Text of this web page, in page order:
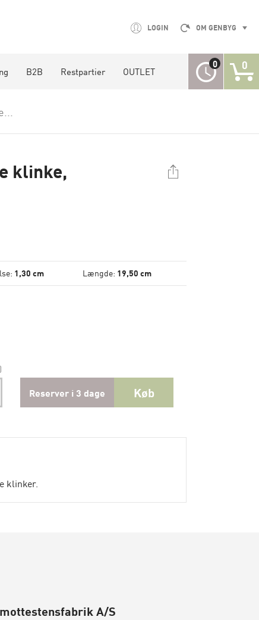
LOGIN OM GENBYG
B2B Restpartier OUTLET
0 0
klinke,
1,30 cm Længde: 19,50 cm
Reserver i 3 dage Køb
klinker.
A/S